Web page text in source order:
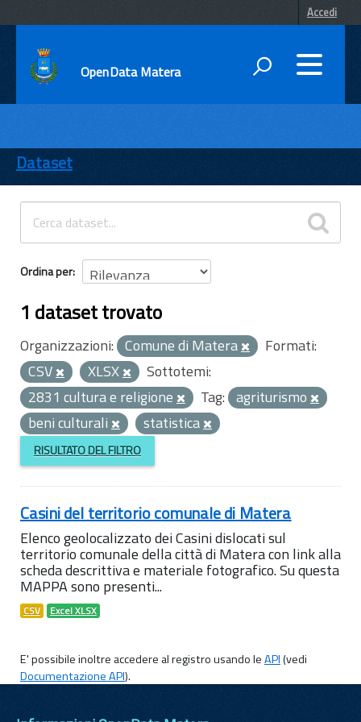
Accedi
OpenData Matera
ENTI
TEMI
INFORMAZIONI
Dataset
Ordina per
1 dataset trovato
Organizzazioni: Comune di Matera
Formati:
CSV
XLSX
Sottotemi:
2831 cultura e religione
Tag: agriturismo
beni culturali
statistica
RISULTATO DEL FILTRO
Casini del territorio comunale di Matera
Elenco geolocalizzato dei Casini dislocati sul
territorio comunale della città di Matera con link alla
scheda descrittiva e materiale fotografico. Su questa
MAPPA sono presenti...
CSV Excel XLSX
E' possibile inoltre accedere al registro usando leAPI(vedi
Documentazione API).